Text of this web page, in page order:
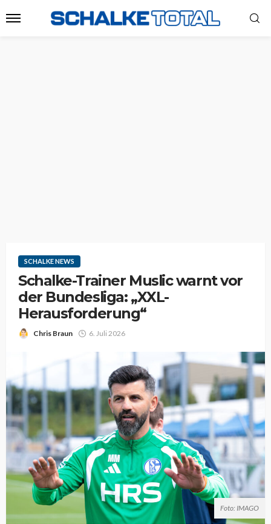
SCHALKE NEWS
Schalke-Trainer Muslic warnt vor
der Bundesliga: „XXL-
Herausforderung“
Chris Braun 6. Juli 2026
Foto: IMAGO